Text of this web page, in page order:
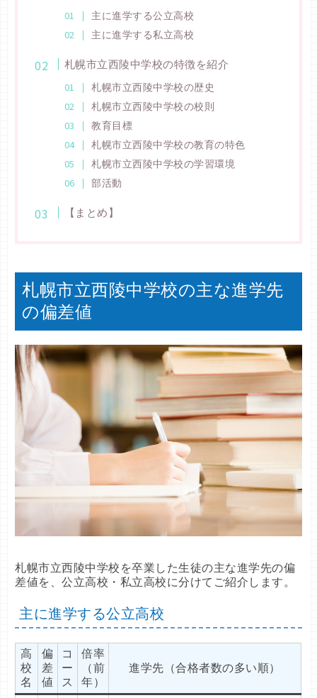
主に進学する公立高校
主に進学する私立高校
札幌市立西陵中学校の特徴を紹介
札幌市立西陵中学校の歴史
札幌市立西陵中学校の校則
教育目標
札幌市立西陵中学校の教育の特色
札幌市立西陵中学校の学習環境
部活動
【まとめ】
札幌市立西陵中学校の主な進学先
の偏差値
札幌市立西陵中学校を卒業した生徒の主な進学先の偏
差値を、公立高校・私立高校に分けてご紹介します。
主に進学する公立高校
高
校
名
偏
差
値
コ
ー
ス
倍率
（前
年）
進学先（合格者数の多い順）